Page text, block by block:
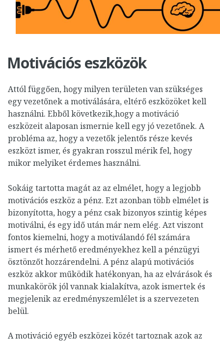
Motivációs eszközök
Attól függően, hogy milyen területen van szükséges
egy vezetőnek a motiválására, eltérő eszközöket kell
használni. Ebből következik,hogy a motiváció
eszközeit alaposan ismernie kell egy jó vezetőnek. A
probléma az, hogy a vezetők jelentős része kevés
eszközt ismer, és gyakran rosszul mérik fel, hogy
mikor melyiket érdemes használni.
Sokáig tartotta magát az az elmélet, hogy a legjobb
motivációs eszköz a pénz. Ezt azonban több elmélet is
bizonyította, hogy a pénz csak bizonyos szintig képes
motiválni, és egy idő után már nem elég. Azt viszont
fontos kiemelni, hogy a motiválandó fél számára
ismert és mérhető eredményekhez kell a pénzügyi
ösztönzőt hozzárendelni. A pénz alapú motivációs
eszköz akkor működik hatékonyan, ha az elvárások és
munkakörök jól vannak kialakítva, azok ismertek és
megjelenik az eredményszemlélet is a szervezeten
belül.
A motiváció egyéb eszközei közét tartoznak azok az